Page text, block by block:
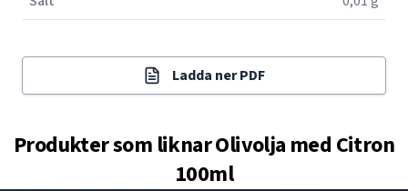
Ladda ner PDF
Produkter som liknarOlivolja med Citron
100ml